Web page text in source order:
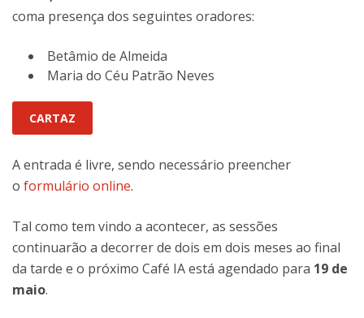
coma presença dos seguintes oradores:
Betâmio de Almeida
Maria do Céu Patrão Neves
CARTAZ
A entrada é livre, sendo necessário preencher
o formulário online.
Tal como tem vindo a acontecer, as sessões
continuarão a decorrer de dois em dois meses ao final
da tarde e o próximo Café IA está agendado para 19 de
maio.